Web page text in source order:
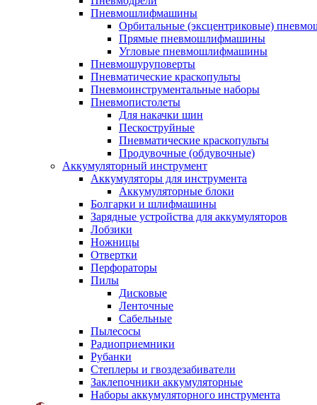
Пневмошлифмашины
Орбитальные (эксцентриковые)
Прямые пневмошлифмашины
Угловые пневмошлифмашины
Пневмошуруповерты
Пневматические краскопульты
Пневмоинструментальные наборы
Пневмопистолеты
Для накачки шин
Пескоструйные
Пневматические краскопульты
Продувочные (обдувочные)
Аккумуляторный инструмент
Аккумуляторы для инструмента
Аккумуляторные блоки
Болгарки и шлифмашины
Зарядные устройства для аккумуляторов
Лобзики
Ножницы
Отвертки
Перфораторы
Пилы
Дисковые
Ленточные
Сабельные
Пылесосы
Радиоприемники
Рубанки
Степлеры и гвоздезабиватели
Заклепочники аккумуляторные
Наборы аккумуляторного инструмента